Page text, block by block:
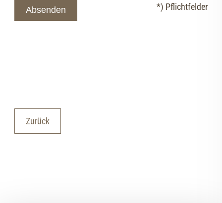
Absenden *) Pflichtfelder
Zurück